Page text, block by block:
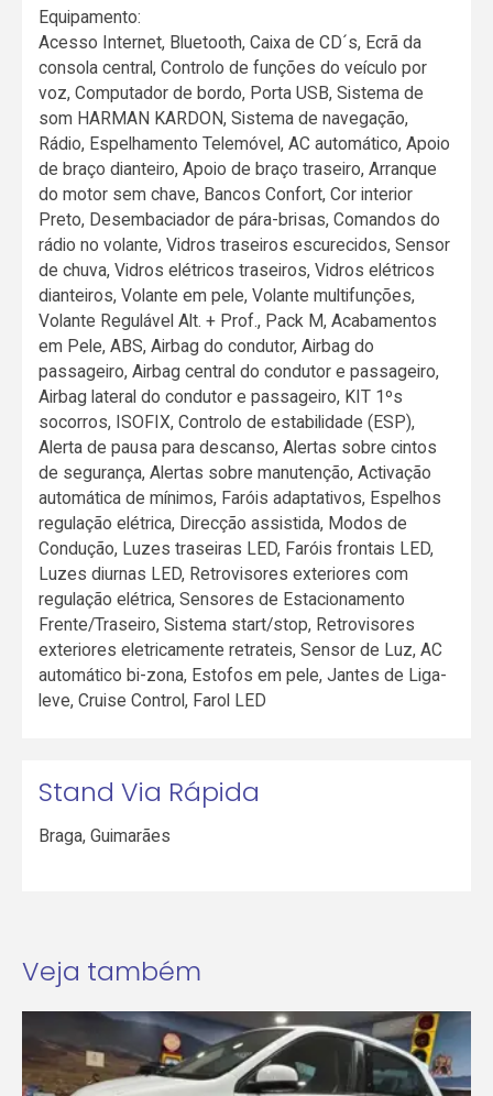
Equipamento:
Acesso Internet, Bluetooth, Caixa de CD´s, Ecrã da
consola central, Controlo de funções do veículo por
voz, Computador de bordo, Porta USB, Sistema de
som HARMAN KARDON, Sistema de navegação,
Rádio, Espelhamento Telemóvel, AC automático, Apoio
de braço dianteiro, Apoio de braço traseiro, Arranque
do motor sem chave, Bancos Confort, Cor interior
Preto, Desembaciador de pára-brisas, Comandos do
rádio no volante, Vidros traseiros escurecidos, Sensor
de chuva, Vidros elétricos traseiros, Vidros elétricos
dianteiros, Volante em pele, Volante multifunções,
Volante Regulável Alt. + Prof., Pack M, Acabamentos
em Pele, ABS, Airbag do condutor, Airbag do
passageiro, Airbag central do condutor e passageiro,
Airbag lateral do condutor e passageiro, KIT 1ºs
socorros, ISOFIX, Controlo de estabilidade (ESP),
Alerta de pausa para descanso, Alertas sobre cintos
de segurança, Alertas sobre manutenção, Activação
automática de mínimos, Faróis adaptativos, Espelhos
regulação elétrica, Direcção assistida, Modos de
Condução, Luzes traseiras LED, Faróis frontais LED,
Luzes diurnas LED, Retrovisores exteriores com
regulação elétrica, Sensores de Estacionamento
Frente/Traseiro, Sistema start/stop, Retrovisores
exteriores eletricamente retrateis, Sensor de Luz, AC
automático bi-zona, Estofos em pele, Jantes de Liga-
leve, Cruise Control, Farol LED
Stand Via Rápida
Braga,Guimarães
Veja também